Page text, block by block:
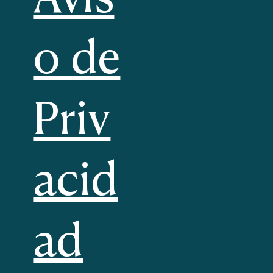
o de
Priv
acid
ad